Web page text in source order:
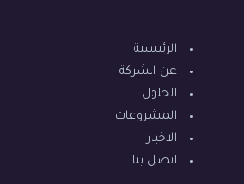
الرئيسية
عن الشركة
الحلول
المشروعات
الاخبار
اتصل بنا